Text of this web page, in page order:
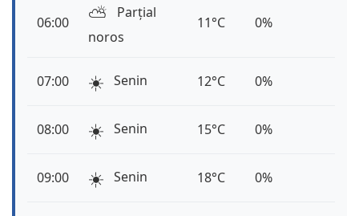
06:00 ⛅️
Parțial
noros
11°C 0%
07:00 ☀️ Senin 12°C 0%
08:00 ☀️ Senin 15°C 0%
09:00 ☀️ Senin 18°C 0%